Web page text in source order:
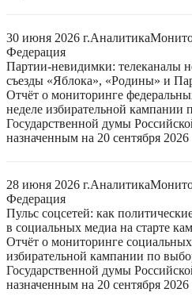
30 июня 2026 г.Аналитика
Федерация
Партии-невидимки: телеканалы
съезды «Яблока», «Родины» и
Отчёт о мониторинге
неделе избирательной кампании
Государственной думы
назначенным на 20 сентября 2026
28 июня 2026 г.Аналитика
Федерация
Пульс соцсетей: как
в социальных медиа на старте
Отчёт о мониторинге
избирательной кампании по
Государственной думы
назначенным на 20 сентября 2026